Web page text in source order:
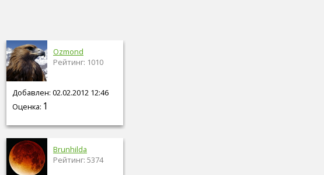
Ozmond
Рейтинг: 1010
Добавлен: 02.02.2012 12:46
Оценка: 1
Brunhilda
Рейтинг: 5374